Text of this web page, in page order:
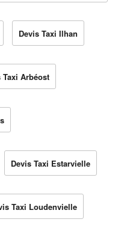
Devis Taxi Ilhan
Taxi Arbéost
Devis Taxi Estarvielle
Taxi Loudenvielle